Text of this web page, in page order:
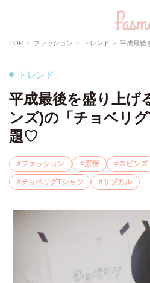
TOP ファッション トレンド 平成最後を
トレンド
平成最後を盛り上げ
ンズ)の「チョベリ
題♡
ファッション 原宿 スピンズ
チョベリグTシャツ サブカル